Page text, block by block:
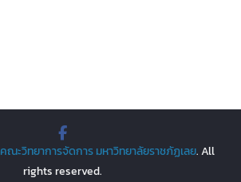
คณะวิทยาการจัดการ มหาวิทยาลัยราชภัฏเลย. All
rights reserved.